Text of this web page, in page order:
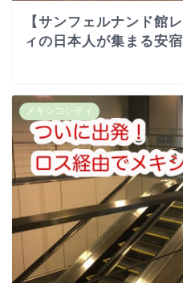
【サンフェルナンド館
ィの日本人が集まる安
メキシコシティ